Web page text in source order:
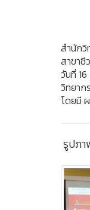
สำนักวิ
สาขาชี
วันที่
วิทยาก
โดยมี
รูปภ